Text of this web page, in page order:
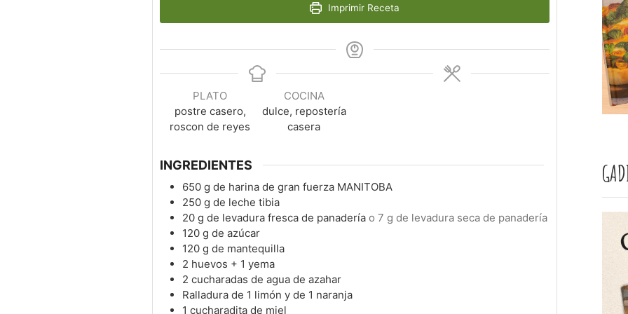
Imprimir Receta
PLATO
postre casero,
roscon de reyes
COCINA
dulce, repostería
casera
INGREDIENTES
650 g de harina de gran fuerza MANITOBA
250 g de leche tibia
20 g de levadura fresca de panadería o 7 g de levadura seca de panadería
120 g de azúcar
120 g de mantequilla
2 huevos + 1 yema
2 cucharadas de agua de azahar
Ralladura de 1 limón y de 1 naranja
1 cucharadita de miel